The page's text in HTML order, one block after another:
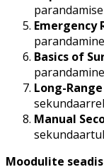
Emergency
parandamine
Basics of
parandamine
Long-
Manual
Moodulite